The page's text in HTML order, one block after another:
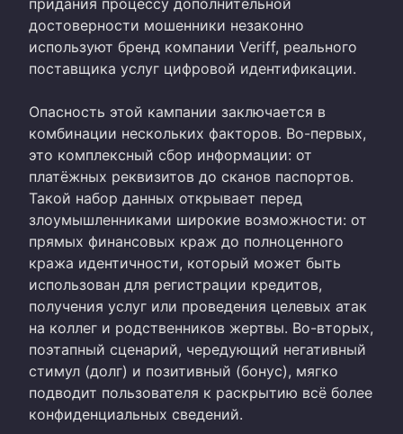
придания процессу дополнительной
достоверности мошенники незаконно
используют бренд компании Veriff, реального
поставщика услуг цифровой идентификации.
Опасность этой кампании заключается в
комбинации нескольких факторов. Во-первых,
это комплексный сбор информации: от
платёжных реквизитов до сканов паспортов.
Такой набор данных открывает перед
злоумышленниками широкие возможности: от
прямых финансовых краж до полноценного
кража идентичности, который может быть
использован для регистрации кредитов,
получения услуг или проведения целевых атак
на коллег и родственников жертвы. Во-вторых,
поэтапный сценарий, чередующий негативный
стимул (долг) и позитивный (бонус), мягко
подводит пользователя к раскрытию всё более
конфиденциальных сведений.